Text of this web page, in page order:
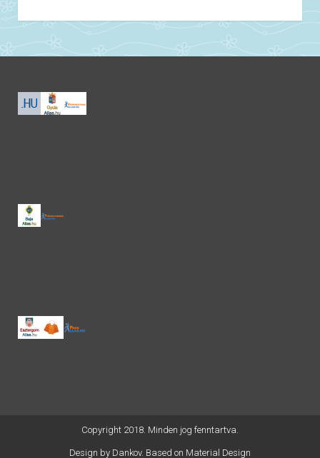
Copyright 2018. Minden jog fenntartva.
Design by Dankov. Based on Material Design